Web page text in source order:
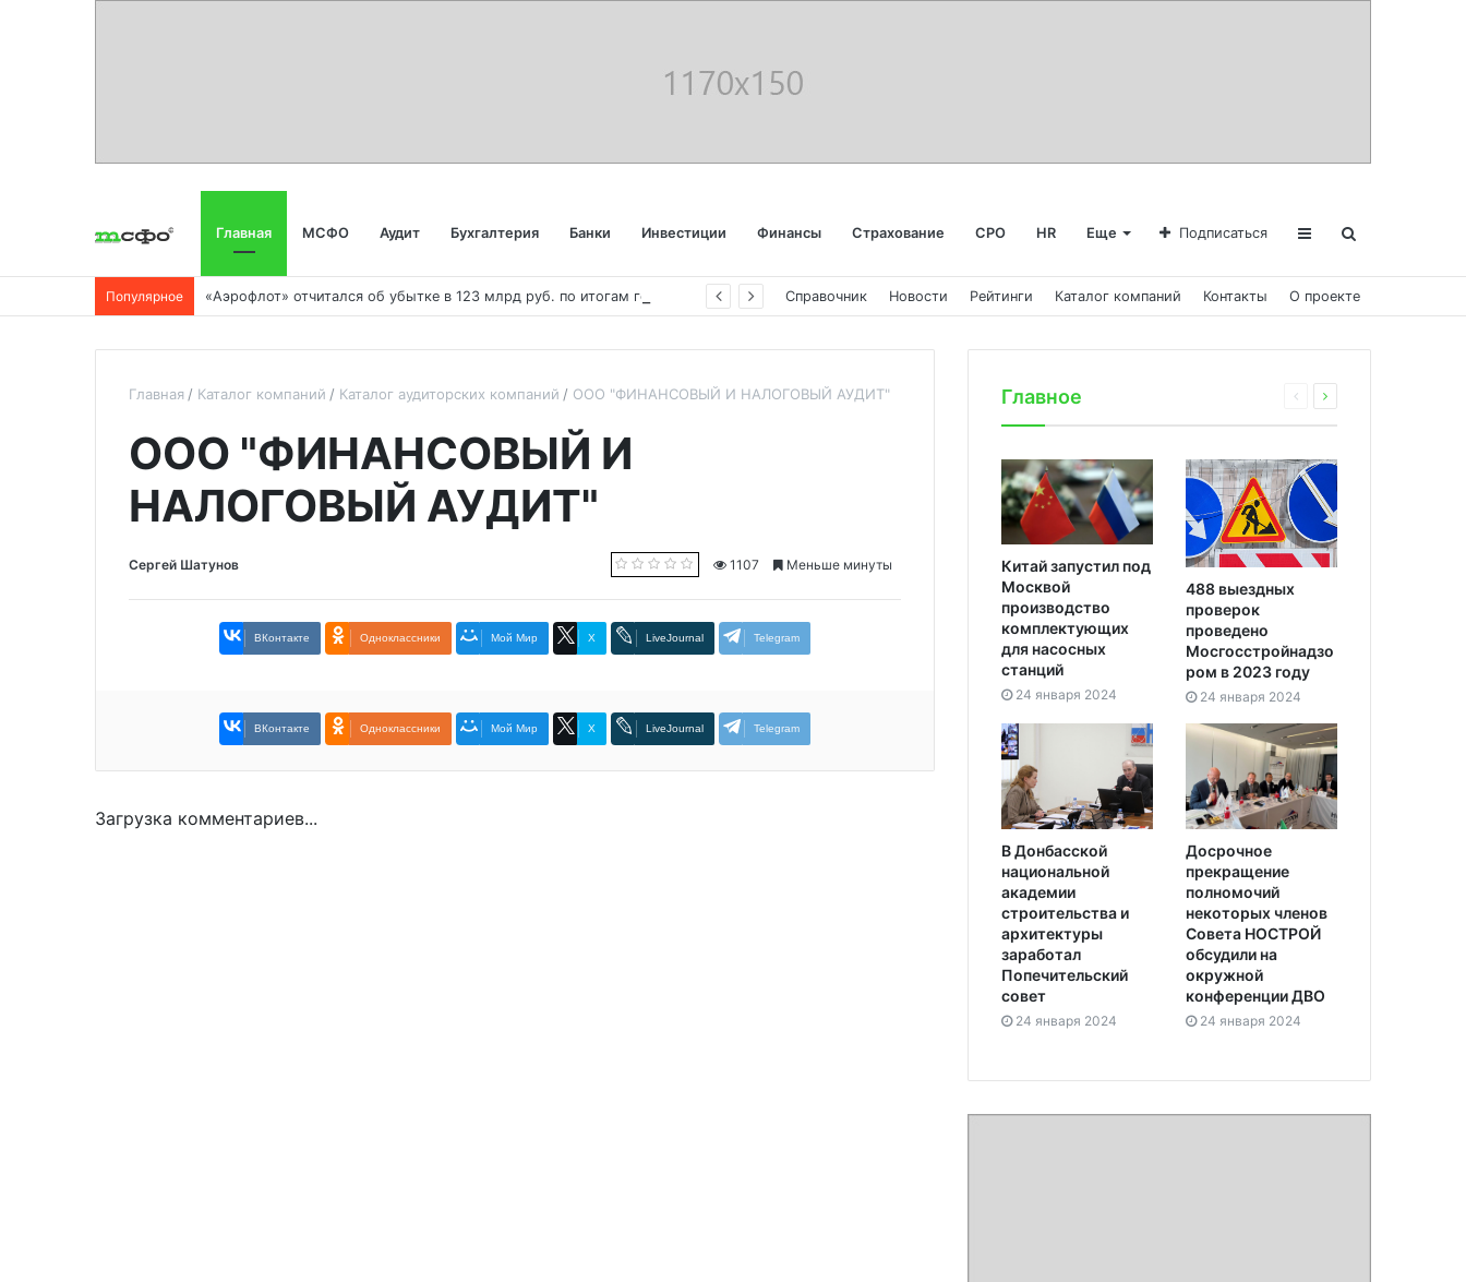
Главная МСФО Аудит Бухгалтерия Банки Инвестиции Финансы Страхование СРО HR Еще Подписаться
Популярное Справочник Новости Рейтинги Каталог компаний Контакты О проекте
Главная Каталог компаний Каталог аудиторских компаний ООО "ФИНАНСОВЫЙ И НАЛОГОВЫЙ АУДИТ"
ООО "ФИНАНСОВЫЙ И
НАЛОГОВЫЙ АУДИТ"
Сергей Шатунов 1107 Меньше минуты
ВКонтакте Одноклассники Мой Мир X LiveJournal Telegram
ВКонтакте Одноклассники Мой Мир X LiveJournal Telegram
Загрузка комментариев...
Главное
Китай запустил под
Москвой
производство
комплектующих
для насосных
станций
24 января 2024
488 выездных
проверок
проведено
Мосгосстройнадзо
ром в 2023 году
24 января 2024
В Донбасской
национальной
академии
строительства и
архитектуры
заработал
Попечительский
совет
24 января 2024
Досрочное
прекращение
полномочий
некоторых членов
Совета НОСТРОЙ
обсудили на
окружной
конференции ДВО
24 января 2024